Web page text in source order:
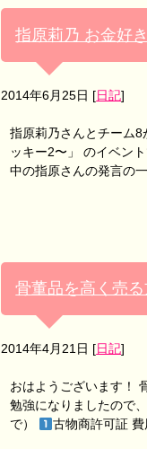
指原莉乃 お金好
2014年6月25日 [日記]
指原莉乃さんとチーム
ッキー2〜」 のイベン
中の指原さんの発言の
骨董品を高く売
2014年4月21日 [日記]
おはようございます！
勉強になりましたので
で）
古物商許可証